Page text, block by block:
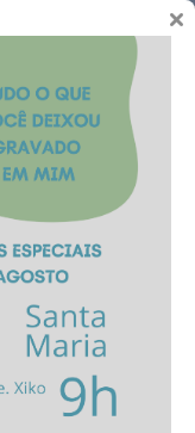
Telefones